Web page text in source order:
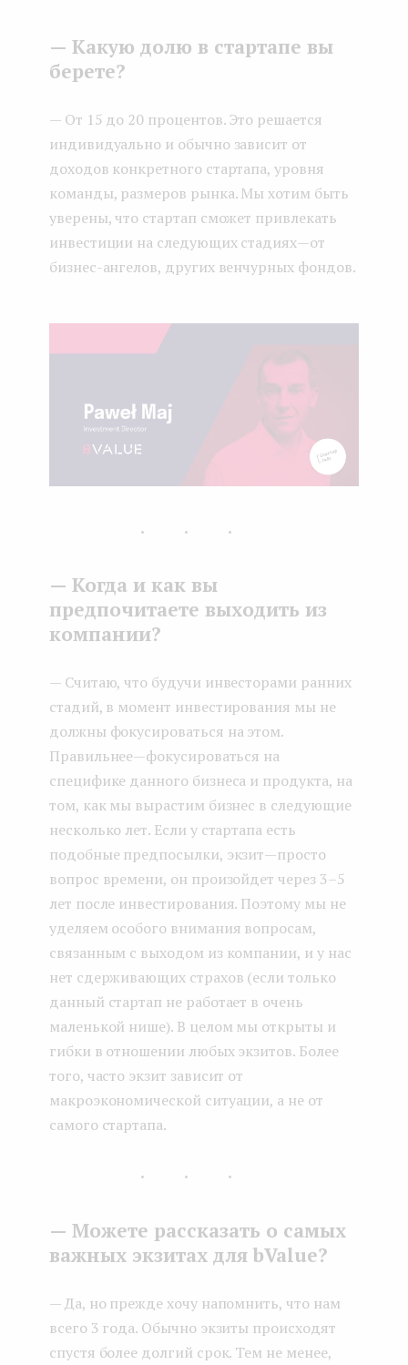
— Какую долю в стартапе вы
берете?
— От 15 до 20 процентов. Это решается
индивидуально и обычно зависит от
доходов конкретного стартапа, уровня
команды, размеров рынка. Мы хотим быть
уверены, что стартап сможет привлекать
инвестиции на следующих стадиях — от
бизнес-ангелов, других венчурных фондов.
...
— Когда и как вы
предпочитаете выходить из
компании?
— Считаю, что будучи инвесторами ранних
стадий, в момент инвестирования мы не
должны фокусироваться на этом.
Правильнее — фокусироваться на
специфике данного бизнеса и продукта, на
том, как мы вырастим бизнес в следующие
несколько лет. Если у стартапа есть
подобные предпосылки, экзит — просто
вопрос времени, он произойдет через 3–5
лет после инвестирования. Поэтому мы не
уделяем особого внимания вопросам,
связанным с выходом из компании, и у нас
нет сдерживающих страхов (если только
данный стартап не работает в очень
маленькой нише). В целом мы открыты и
гибки в отношении любых экзитов. Более
того, часто экзит зависит от
макроэкономической ситуации, а не от
самого стартапа.
...
— Можете рассказать о самых
важных экзитах для bValue?
— Да, но прежде хочу напомнить, что нам
всего 3 года. Обычно экзиты происходят
спустя более долгий срок. Тем не менее,